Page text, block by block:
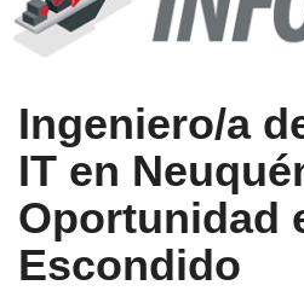
Ingeniero/a
IT en
Oportunidad
Escondido